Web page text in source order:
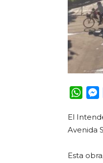
El
Avenida
Esta